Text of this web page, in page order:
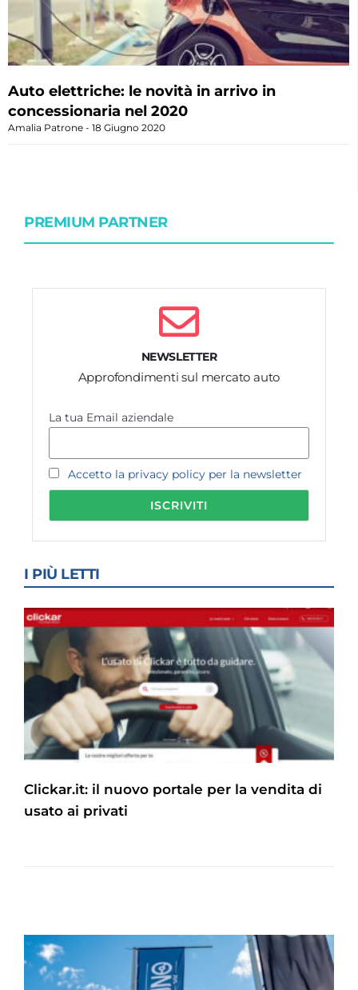
Auto elettriche: le novità in arrivo in
concessionaria nel 2020
Amalia Patrone 18 Giugno 2020
PREMIUM PARTNER
NEWSLETTER
Approfondimenti sul mercato auto
La tua Email aziendale
Accetto la privacy policy per la newsletter
I PIÙ LETTI
Clickar.it: il nuovo portale per la vendita di
usato ai privati